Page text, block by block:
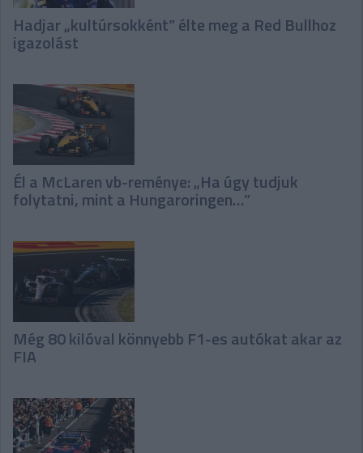
Hadjar „kultúrsokként” élte meg a Red Bullhoz
igazolást
Él a McLaren vb-reménye: „Ha úgy tudjuk
folytatni, mint a Hungaroringen…”
Még 80 kilóval könnyebb F1-es autókat akar az
FIA